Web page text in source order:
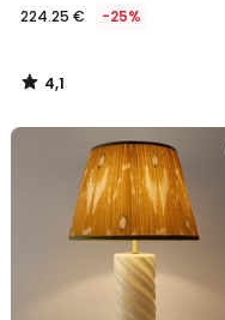
224.25 € -25%
4,1
/